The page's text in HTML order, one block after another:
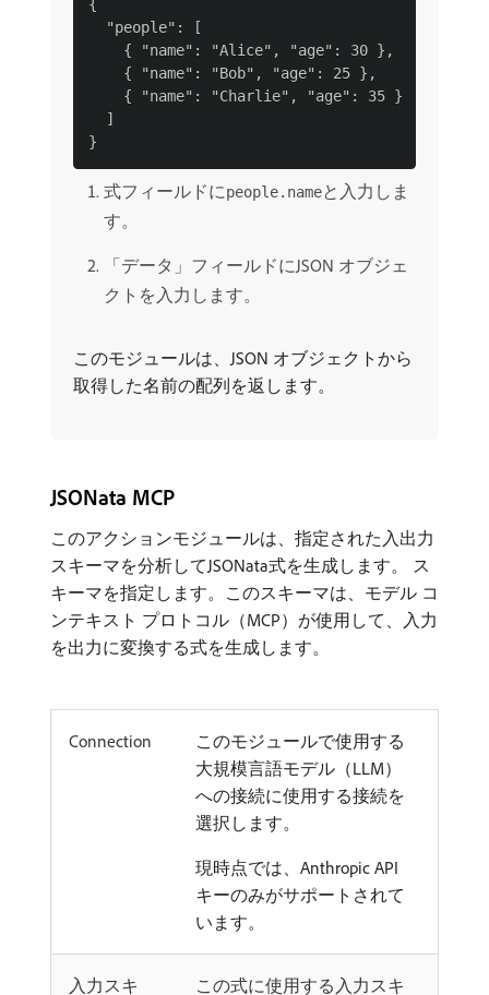
{
  "people": [
    { "name": "Alice", "age": 30 },
    { "name": "Bob", "age": 25 },
    { "name": "Charlie", "age": 35 }
  ]
式フィールドにpeople.nameと入力しま
す。
「データ」フィールドにJSON オブジェ
クトを入力します。
このモジュールは、JSON オブジェクトから
取得した名前の配列を返します。
JSONata MCP
このアクションモジュールは、指定された入出力
スキーマを分析してJSONata式を生成します。 ス
キーマを指定します。このスキーマは、モデル コ
ンテキスト プロトコル（MCP）が使用して、入力
を出力に変換する式を生成します。
Connection
このモジュールで使用する
大規模言語モデル（LLM）
への接続に使用する接続を
選択します。
現時点では、Anthropic API
キーのみがサポートされて
います。
入力スキ この式に使用する入力スキ